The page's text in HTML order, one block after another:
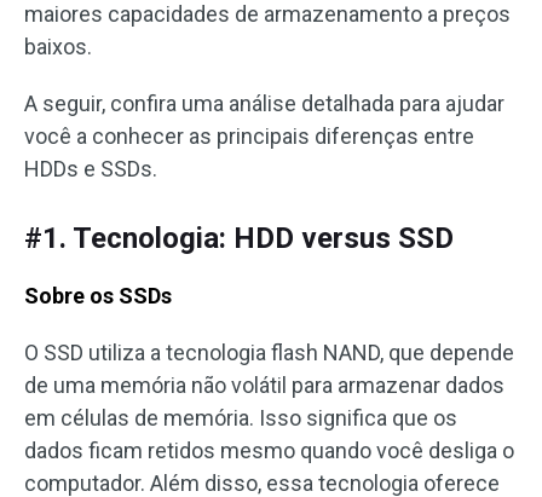
maiores capacidades de armazenamento a preços
baixos.
A seguir, confira uma análise detalhada para ajudar
você a conhecer as principais diferenças entre
HDDs e SSDs.
#1. Tecnologia: HDD versus SSD
Sobre os SSDs
O SSD utiliza a tecnologia flash NAND, que depende
de uma memória não volátil para armazenar dados
em células de memória. Isso significa que os
dados ficam retidos mesmo quando você desliga o
computador. Além disso, essa tecnologia oferece